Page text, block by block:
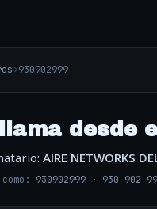
›930902999
desde
AIRE NETWORKS
930902999 · 930 902